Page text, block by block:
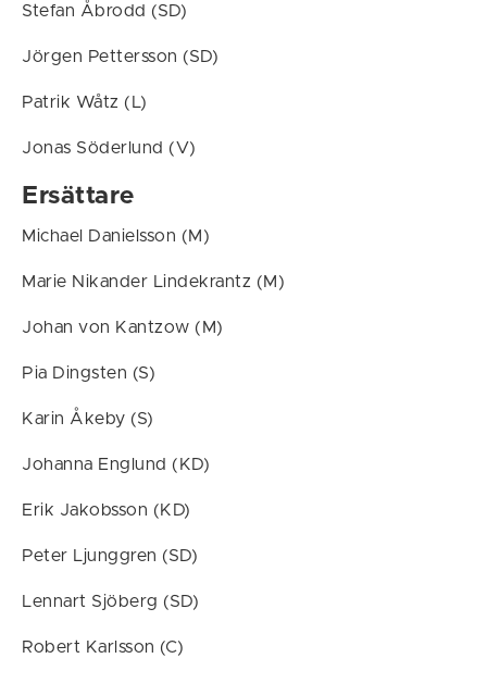
Stefan Åbrodd (SD)
Jörgen Pettersson (SD)
Patrik Wåtz (L)
Jonas Söderlund (V)
Ersättare
Michael Danielsson (M)
Marie Nikander Lindekrantz (M)
Johan von Kantzow (M)
Pia Dingsten (S)
Karin Åkeby (S)
Johanna Englund (KD)
Erik Jakobsson (KD)
Peter Ljunggren (SD)
Lennart Sjöberg (SD)
Robert Karlsson (C)